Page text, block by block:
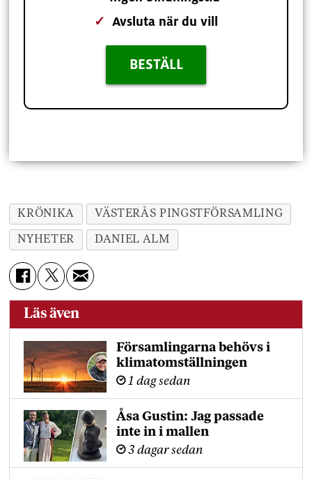
✓ Avsluta när du vill
BESTÄLL
KRÖNIKA VÄSTERÅS PINGSTFÖRSAMLING
NYHETER DANIEL ALM
Läs även
Församlingarna behövs i
klimatomställningen
1 dag sedan
Åsa Gustin: Jag passade
inte in i mallen
3 dagar sedan